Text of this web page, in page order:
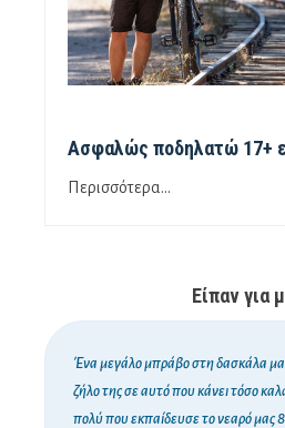
Ασφαλώς ποδηλατώ 17+
Περισσότερα...
Είπαν για
Ένα μεγάλο μπράβο στη δασκάλα
ζήλο της σε αυτό που κάνει τόσο
πολύ που εκπαίδευσε το νεαρό μας